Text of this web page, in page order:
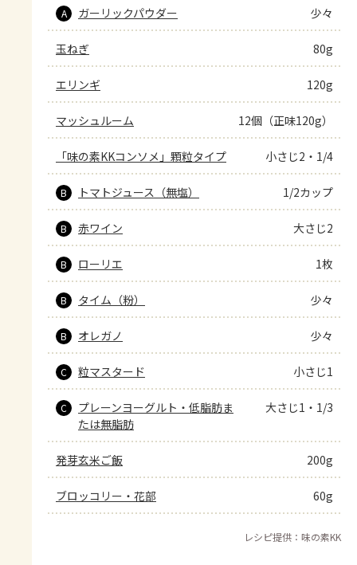
A ガーリックパウダー 少々
玉ねぎ 80g
エリンギ 120g
マッシュルーム 12個（正味120g）
「味の素KKコンソメ」顆粒タイプ 小さじ2・1/4
B トマトジュース（無塩） 1/2カップ
B 赤ワイン 大さじ2
B ローリエ 1枚
B タイム（粉） 少々
B オレガノ 少々
C 粒マスタード 小さじ1
C
プレーンヨーグルト・低脂肪ま
たは無脂肪
大さじ1・1/3
発芽玄米ご飯 200g
ブロッコリー・花部 60g
レシピ提供：味の素KK